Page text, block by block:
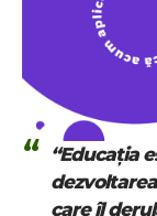
“Educația
care îl